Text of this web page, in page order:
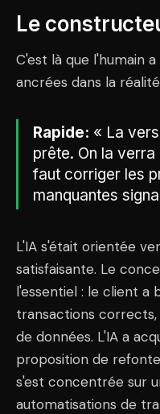
Le
C'est là que l'humain
ancrées dans la
Rapide: « La
prête. On la
faut corriger les
manquantes
L'IA s'était orientée
satisfaisante. Le
l'essentiel : le client a
transactions
de données. L'IA a
proposition de
s'est concentrée sur
automatisations de